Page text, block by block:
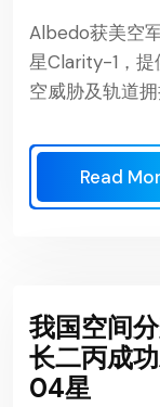
Albedo获美空
星Clarity-1，提
空威胁及轨道拥
Read
我国空间
长二丙成
04星